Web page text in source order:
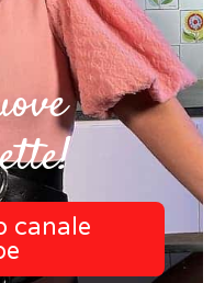
canale